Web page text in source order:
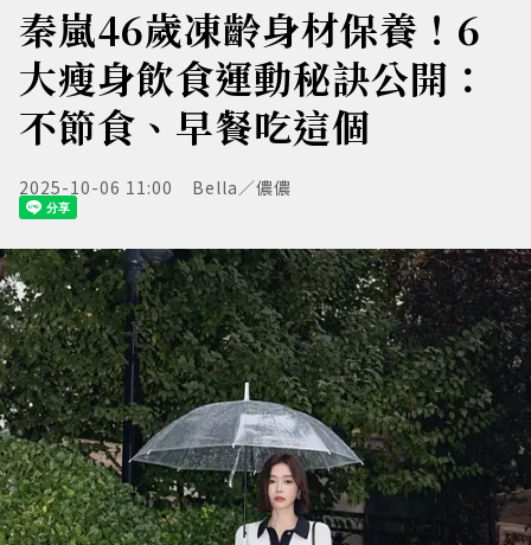
秦嵐46歲凍齡身材保養！6
大瘦身飲食運動秘訣公開：
不節食、早餐吃這個
2025-10-06 11:00 Bella／儂儂